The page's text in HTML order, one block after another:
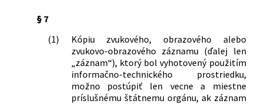
§ 7
(1)
Kópiu zvukového, obrazového alebo
zvukovo-obrazového záznamu (ďalej len
„záznam“), ktorý bol vyhotovený použitím
informačno-technického prostriedku,
možno postúpiť len vecne a miestne
príslušnému štátnemu orgánu, ak záznam